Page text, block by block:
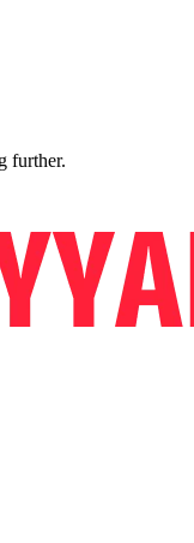
further.